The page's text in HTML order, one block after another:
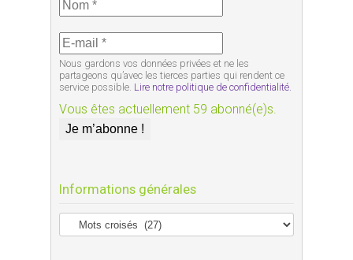
Nous gardons vos données privées et ne les
partageons qu’avec les tierces parties qui rendent ce
service possible. Lire notre politique de confidentialité.
Vous êtes actuellement 59 abonné(e)s.
Informations générales